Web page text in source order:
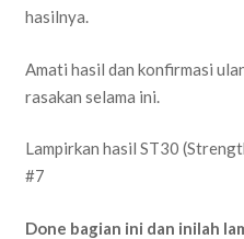
hasilnya.
Amati hasil dan konfirmasi
rasakan selama ini.
Lampirkan hasil ST30
#7
Done bagian ini dan inilah